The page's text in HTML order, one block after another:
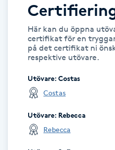
IPL hårborttagning
IR-massage
Japansk massage
Här kan du öppna
certifikat för en
på det certifikat ni
respektive utövare.
Utövare: Costas
Costas
Utövare: Rebecca
Rebecca